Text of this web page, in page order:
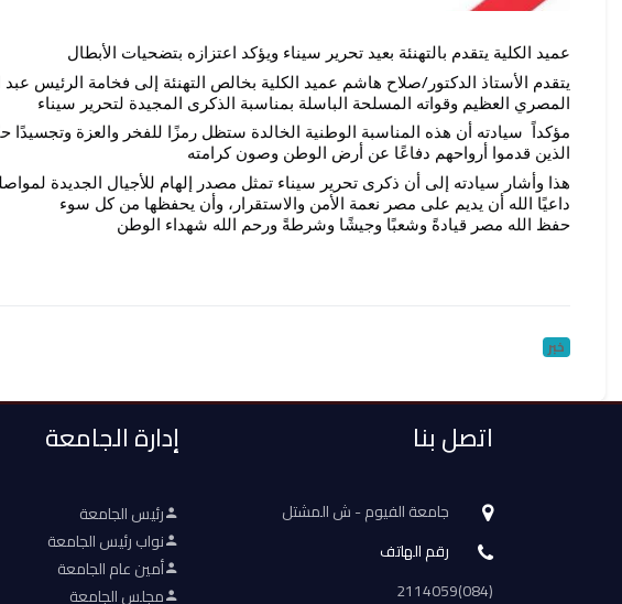
عميد الكلية يتقدم بالتهنئة بعيد تحرير سيناء ويؤكد اعتزازه بتضحيات الأبطال
المصري العظيم وقواته المسلحة الباسلة بمناسبة الذكرى المجيدة لتحرير سيناء
الذين قدموا أرواحهم دفاعًا عن أرض الوطن وصون كرامته
داعيًا الله أن يديم على مصر نعمة الأمن والاستقرار، وأن يحفظها من كل سوء
حفظ الله مصر قيادةً وشعبًا وجيشًا وشرطةً ورحم الله شهداء الوطن
خبر
اتصل بنا
جامعة الفيوم - ش المشتل
رقم الهاتف
(084)2114059
إدارة الجامعة
رئيس الجامعة
نواب رئيس الجامعة
أمين عام الجامعة
مجلس الجامعة